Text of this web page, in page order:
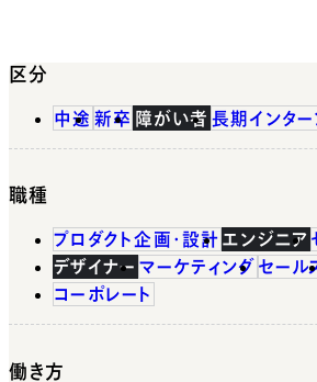
区分
中途 新卒 障がい者 長期インター
職種
プロダクト企画・設計 エンジニア
デザイナー マーケティング セール
コーポレート
働き方